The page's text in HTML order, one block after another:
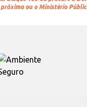
ou o Ministério